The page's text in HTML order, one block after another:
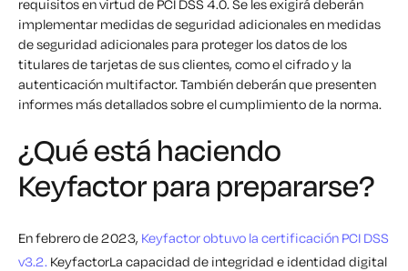
requisitos en virtud de PCI DSS 4.0. Se les exigirá deberán
implementar medidas de seguridad adicionales en medidas
de seguridad adicionales para proteger los datos de los
titulares de tarjetas de sus clientes, como el cifrado y la
autenticación multifactor. Tambiéndeberánque presenten
informes más detallados sobre el cumplimiento de la norma.
¿Qué está haciendo
Keyfactor para prepararse?
En febrero de 2023, Keyfactor obtuvo la certificación PCI DSS
v3.2. KeyfactorLa capacidad de integridad e identidad digital